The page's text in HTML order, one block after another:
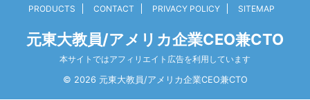
PRODUCTS
CONTACT PRIVACY POLICY SITEMAP
元東大教員/アメリカ企業CEO兼CTO
本サイトではアフィリエイト広告を利用しています
© 2026 元東大教員/アメリカ企業CEO兼CTO